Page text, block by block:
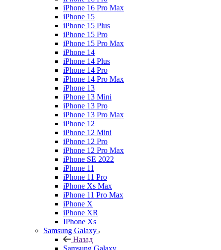
iPhone 16 Pro Max
iPhone 15
iPhone 15 Plus
iPhone 15 Pro
iPhone 15 Pro Max
iPhone 14
iPhone 14 Plus
iPhone 14 Pro
iPhone 14 Pro Max
iPhone 13
iPhone 13 Mini
iPhone 13 Pro
iPhone 13 Pro Max
iPhone 12
iPhone 12 Mini
iPhone 12 Pro
iPhone 12 Pro Max
iPhone SE 2022
iPhone 11
iPhone 11 Pro
iPhone Xs Max
iPhone 11 Pro Max
iPhone X
iPhone XR
IPhone Xs
Samsung Galaxy
Назад
Samsung Galaxy